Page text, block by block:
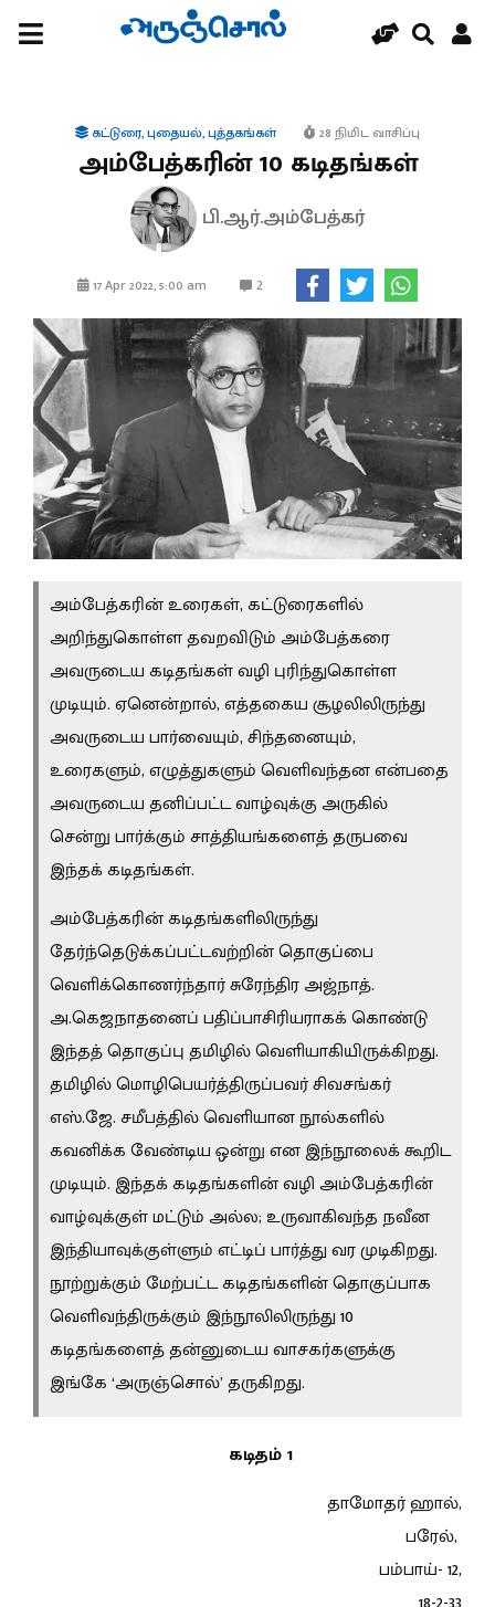
கட்டுரை,புதையல்,புத்தகங்கள் 28 நிமிட வாசிப்பு
அம்பேத்கரின் 10 கடிதங்கள்
பி.ஆர்.அம்பேத்கர்
17 Apr 2022, 5:00 am 2
அம்பேத்கரின் உரைகள், கட்டுரைகளில்
அறிந்துகொள்ள தவறவிடும் அம்பேத்கரை
அவருடைய கடிதங்கள் வழி புரிந்துகொள்ள
முடியும். ஏனென்றால், எத்தகைய சூழலிலிருந்து
அவருடைய பார்வையும், சிந்தனையும்,
உரைகளும், எழுத்துகளும் வெளிவந்தன என்பதை
அவருடைய தனிப்பட்ட வாழ்வுக்கு அருகில்
சென்று பார்க்கும் சாத்தியங்களைத் தருபவை
இந்தக் கடிதங்கள்.
அம்பேத்கரின் கடிதங்களிலிருந்து
தேர்ந்தெடுக்கப்பட்டவற்றின் தொகுப்பை
வெளிக்கொணர்ந்தார் சுரேந்திர அஜ்நாத்.
அ.கெஜநாதனைப் பதிப்பாசிரியராகக் கொண்டு
இந்தத் தொகுப்பு தமிழில் வெளியாகியிருக்கிறது.
தமிழில் மொழிபெயர்த்திருப்பவர் சிவசங்கர்
எஸ்.ஜே. சமீபத்தில் வெளியான நூல்களில்
கவனிக்க வேண்டிய ஒன்று என இந்நூலைக் கூறிட
முடியும். இந்தக் கடிதங்களின் வழி அம்பேத்கரின்
வாழ்வுக்குள் மட்டும் அல்ல; உருவாகிவந்த நவீன
இந்தியாவுக்குள்ளும் எட்டிப் பார்த்து வர முடிகிறது.
நூற்றுக்கும் மேற்பட்ட கடிதங்களின் தொகுப்பாக
வெளிவந்திருக்கும் இந்நூலிலிருந்து 10
கடிதங்களைத் தன்னுடைய வாசகர்களுக்கு
இங்கே ‘அருஞ்சொல்’ தருகிறது.
கடிதம் 1
தாமோதர் ஹால்,
பரேல்,
பம்பாய்- 12,